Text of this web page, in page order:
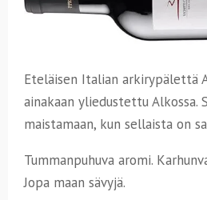
Eteläisen Italian arkirypälettä
ainakaan yliedustettu Alkossa.
maistamaan, kun sellaista on
Tummanpuhuva aromi.
Jopa maan sävyjä.